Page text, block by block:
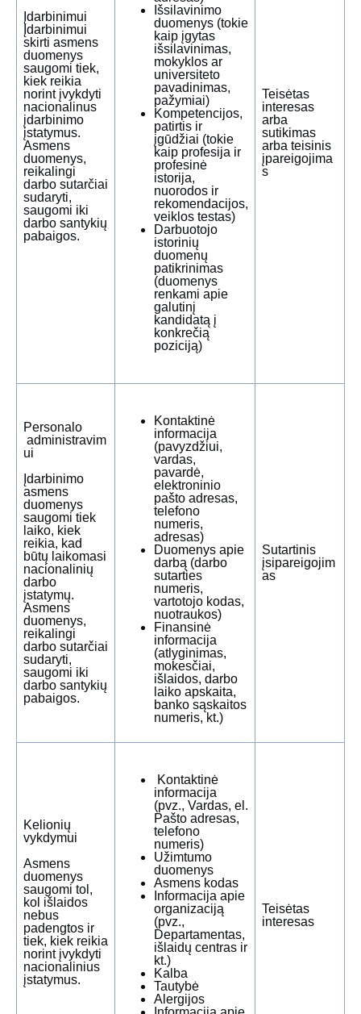
Įdarbinimui
Įdarbinimui
skirti asmens
duomenys
saugomi tiek,
kiek reikia
norint įvykdyti
nacionalinus
įdarbinimo
įstatymus.
Asmens
duomenys,
reikalingi
darbo sutarčiai
sudaryti,
saugomi iki
darbo santykių
pabaigos.
Išsilavinimo
duomenys (tokie
kaip įgytas
išsilavinimas,
mokyklos ar
universiteto
pavadinimas,
pažymiai)
Kompetencijos,
patirtis ir
įgūdžiai (tokie
kaip profesija ir
profesinė
istorija,
nuorodos ir
rekomendacijos,
veiklos testas)
Darbuotojo
istorinių
duomenų
patikrinimas
(duomenys
renkami apie
galutinį
kandidatą į
konkrečią
poziciją)
Teisėtas
interesas
arba
sutikimas
arba teisinis
įpareigojima
s
Personalo
administravim
ui
Įdarbinimo
asmens
duomenys
saugomi tiek
laiko, kiek
reikia, kad
būtų laikomasi
nacionalinių
darbo
įstatymų.
Asmens
duomenys,
reikalingi
darbo sutarčiai
sudaryti,
saugomi iki
darbo santykių
pabaigos.
Kontaktinė
informacija
(pavyzdžiui,
vardas,
pavardė,
elektroninio
pašto adresas,
telefono
numeris,
adresas)
Duomenys apie
darbą (darbo
sutarties
numeris,
vartotojo kodas,
nuotraukos)
Finansinė
informacija
(atlyginimas,
mokesčiai,
išlaidos, darbo
laiko apskaita,
banko sąskaitos
numeris, kt.)
Sutartinis
įsipareigojim
as
Kelionių
vykdymui
Asmens
duomenys
saugomi tol,
kol išlaidos
nebus
padengtos ir
tiek, kiek reikia
norint įvykdyti
nacionalinius
įstatymus.
Kontaktinė
informacija
(pvz., Vardas, el.
Pašto adresas,
telefono
numeris)
Užimtumo
duomenys
Asmens kodas
Informacija apie
organizaciją
(pvz.,
Departamentas,
išlaidų centras ir
kt.)
Kalba
Tautybė
Alergijos
Teisėtas
interesas